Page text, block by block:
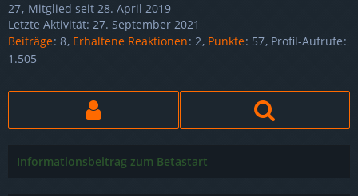
27 Mitglied seit 28. April 2019
Letzte Aktivität: 27. September 2021
Beiträge 8 Erhaltene Reaktionen 2 Punkte 57 Profil-Aufrufe
1.505
Informationsbeitrag zum Betastart